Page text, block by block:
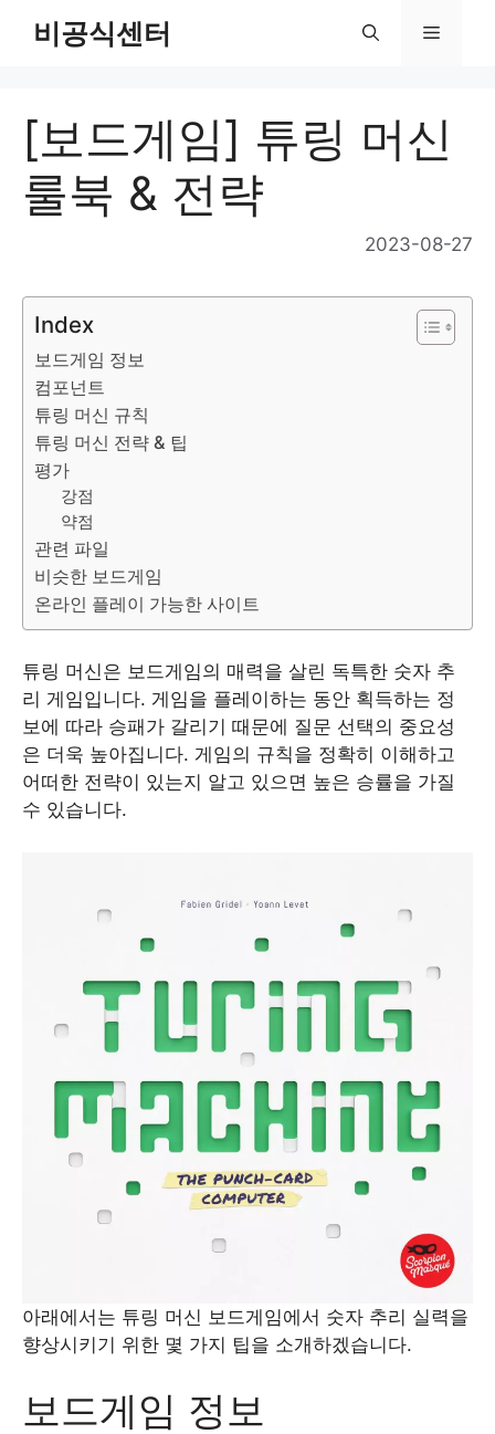
비공식센터 Menu
[보드게임] 튜링 머신
룰북 & 전략
2023-08-27
Index
보드게임 정보
컴포넌트
튜링 머신 규칙
튜링 머신 전략 & 팁
평가
강점
약점
관련 파일
비슷한 보드게임
온라인 플레이 가능한 사이트
튜링 머신은 보드게임의 매력을 살린 독특한 숫자 추
리 게임입니다. 게임을 플레이하는 동안 획득하는 정
보에 따라 승패가 갈리기 때문에 질문 선택의 중요성
은 더욱 높아집니다. 게임의 규칙을 정확히 이해하고
어떠한 전략이 있는지 알고 있으면 높은 승률을 가질
수 있습니다.
아래에서는 튜링 머신 보드게임에서 숫자 추리 실력을
향상시키기 위한 몇 가지 팁을 소개하겠습니다.
보드게임 정보